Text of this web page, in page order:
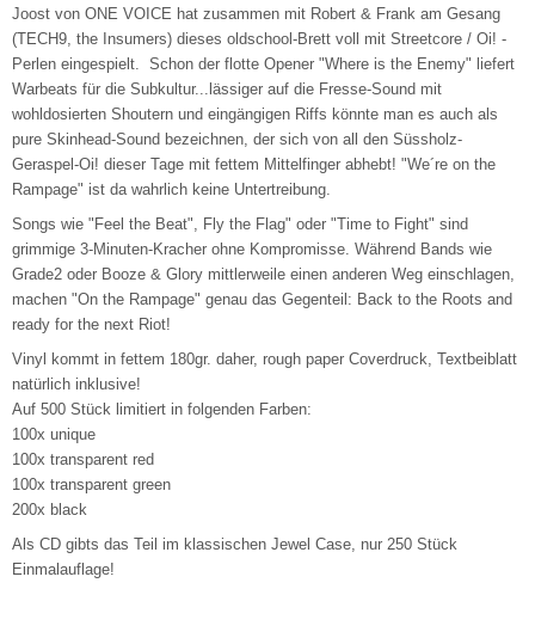
Joost von ONE VOICE hat zusammen mit Robert & Frank am Gesang
(TECH9, the Insumers) dieses oldschool-Brett voll mit Streetcore / Oi! -
Perlen eingespielt. Schon der flotte Opener "Where is the Enemy" liefert
Warbeats für die Subkultur...lässiger auf die Fresse-Sound mit
wohldosierten Shoutern und eingängigen Riffs könnte man es auch als
pure Skinhead-Sound bezeichnen, der sich von all den Süssholz-
Geraspel-Oi! dieser Tage mit fettem Mittelfinger abhebt! "We´re on the
Rampage" ist da wahrlich keine Untertreibung.
Songs wie "Feel the Beat", Fly the Flag" oder "Time to Fight" sind
grimmige 3-Minuten-Kracher ohne Kompromisse. Während Bands wie
Grade2 oder Booze & Glory mittlerweile einen anderen Weg einschlagen,
machen "On the Rampage" genau das Gegenteil: Back to the Roots and
ready for the next Riot!
Vinyl kommt in fettem 180gr. daher, rough paper Coverdruck, Textbeiblatt
natürlich inklusive!
Auf 500 Stück limitiert in folgenden Farben:
100x unique
100x transparent red
100x transparent green
200x black
Als CD gibts das Teil im klassischen Jewel Case, nur 250 Stück
Einmalauflage!